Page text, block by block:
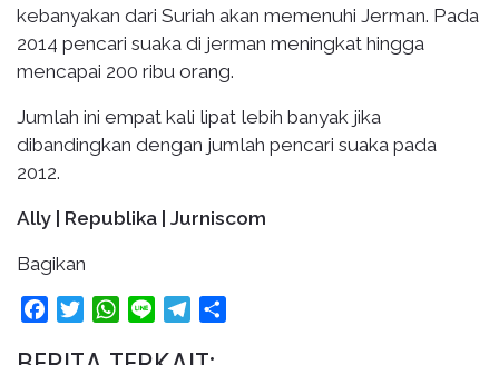
kebanyakan dari Suriah akan memenuhi Jerman. Pada
2014 pencari suaka di jerman meningkat hingga
mencapai 200 ribu orang.
Jumlah ini empat kali lipat lebih banyak jika
dibandingkan dengan jumlah pencari suaka pada
2012.
Ally | Republika | Jurniscom
Bagikan
FacebookTwitterWhatsApp
Line Telegram